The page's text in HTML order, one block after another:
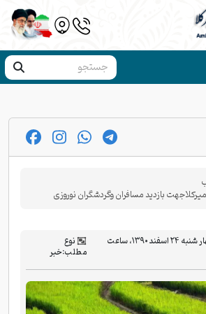
بازدید مسافران وگردشگران نوروزی
‫۱۴ سال و ۶ ماه قبل، چهار شنبه ۲۴ اسفند ۱۳۹۰، ساعت نوع
مطلب:خبر